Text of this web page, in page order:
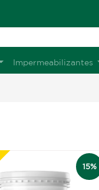
Impermeabilizantes
15%